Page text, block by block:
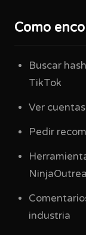
Como
Buscar
TikTok
Ver
Pedir
industria